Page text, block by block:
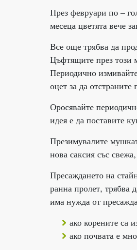
През февруари по –
месеца цветята вече
Все още трябва да
Цъфтящите през този
Периодично
оцет за да отстраните
Оросявайте
идея е да поставите
Презимувалите
нова саксия със
Пресаждането на
ранна пролет, трябва
има нужда от
ако корените са
ако почвата е